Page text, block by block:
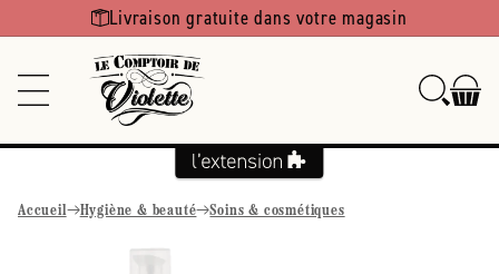
Ignorer et
passer au Livraison gratuite dans votre magasin
Accueil Hygiène & beauté Soins & cosmétiques